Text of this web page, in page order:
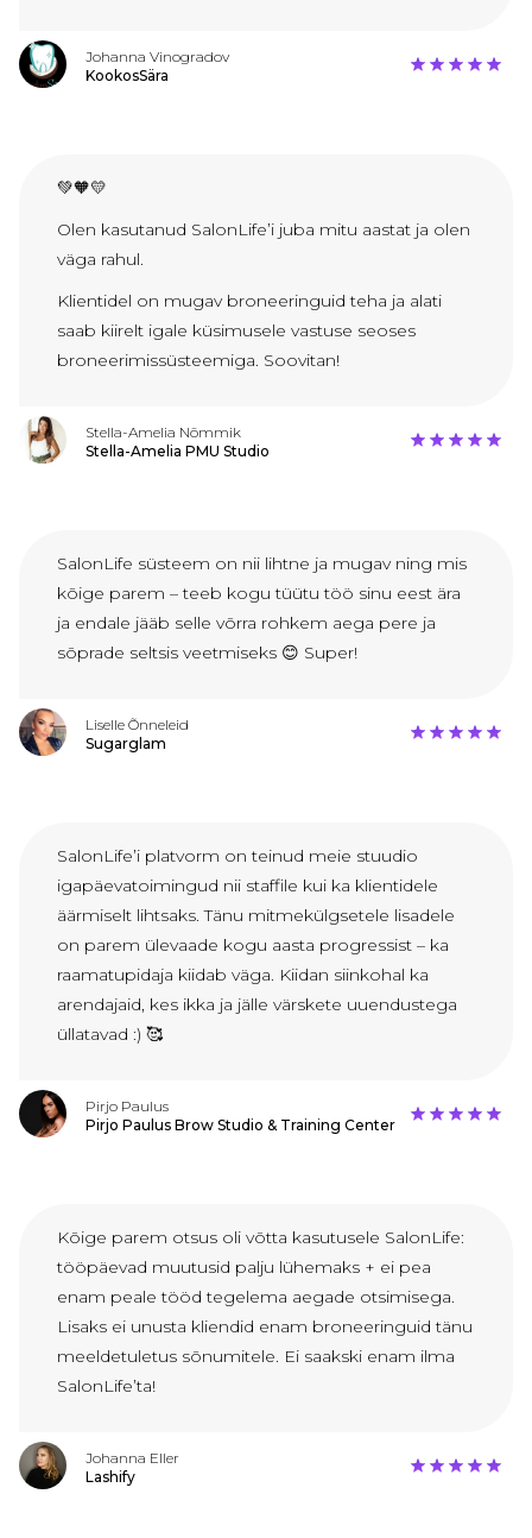
Johanna Vinogradov
KookosSära
💚🧡💛
Olen kasutanud SalonLife’i juba mitu aastat ja olen
väga rahul.
Klientidel on mugav broneeringuid teha ja alati
saab kiirelt igale küsimusele vastuse seoses
broneerimissüsteemiga. Soovitan!
Stella-Amelia Nõmmik
Stella-Amelia PMU Studio
SalonLife süsteem on nii lihtne ja mugav ning mis
kõige parem – teeb kogu tüütu töö sinu eest ära
ja endale jääb selle võrra rohkem aega pere ja
sõprade seltsis veetmiseks 😊 Super!
Liselle Õnneleid
Sugarglam
SalonLife’i platvorm on teinud meie stuudio
igapäevatoimingud nii staffile kui ka klientidele
äärmiselt lihtsaks. Tänu mitmekülgsetele lisadele
on parem ülevaade kogu aasta progressist – ka
raamatupidaja kiidab väga. Kiidan siinkohal ka
arendajaid, kes ikka ja jälle värskete uuendustega
üllatavad :) 🥰
Pirjo Paulus
Pirjo Paulus Brow Studio & Training Center
Kõige parem otsus oli võtta kasutusele SalonLife:
tööpäevad muutusid palju lühemaks + ei pea
enam peale tööd tegelema aegade otsimisega.
Lisaks ei unusta kliendid enam broneeringuid tänu
meeldetuletus sõnumitele. Ei saakski enam ilma
SalonLife’ta!
Johanna Eller
Lashify